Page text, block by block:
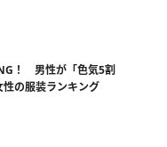
！ 男性が「色気5割
の服装ランキング